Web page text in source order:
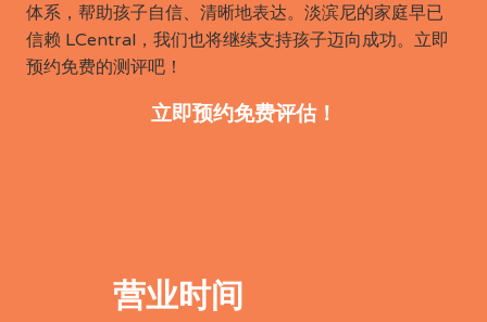
体系，帮助孩子自信、清晰地表达。淡滨尼的家庭早已
信赖 LCentral，我们也将继续支持孩子迈向成功。立即
预约免费的测评吧！
立即预约免费评估！
营业时间